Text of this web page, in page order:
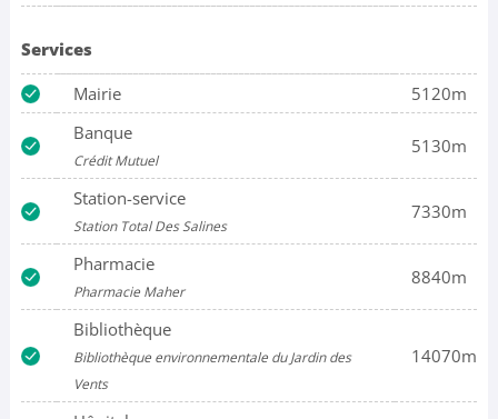
Services
Mairie
5120m
Banque
Crédit Mutuel
5130m
Station-service
Station Total Des Salines
7330m
Pharmacie
Pharmacie Maher
8840m
Bibliothèque
Bibliothèque environnementale du Jardin des
Vents
14070m